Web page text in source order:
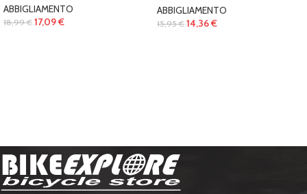
ABBIGLIAMENTO
18,99€ 17,09€
ABBIGLIAMENTO
15,95€ 14,36€